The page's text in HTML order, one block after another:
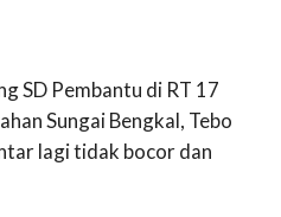
SD Pembantu di RT 17
Sungai Bengkal, Tebo
lagi tidak bocor dan